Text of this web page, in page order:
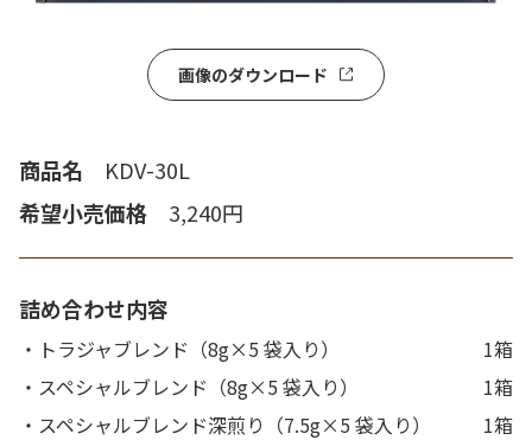
画像のダウンロード
商品名 KDV-30L
希望小売価格 3,240円
詰め合わせ内容
・トラジャブレンド（8g×5 袋入り）
1箱
・スペシャルブレンド（8g×5 袋入り）
1箱
・スペシャルブレンド深煎り（7.5g×5 袋入り）
1箱